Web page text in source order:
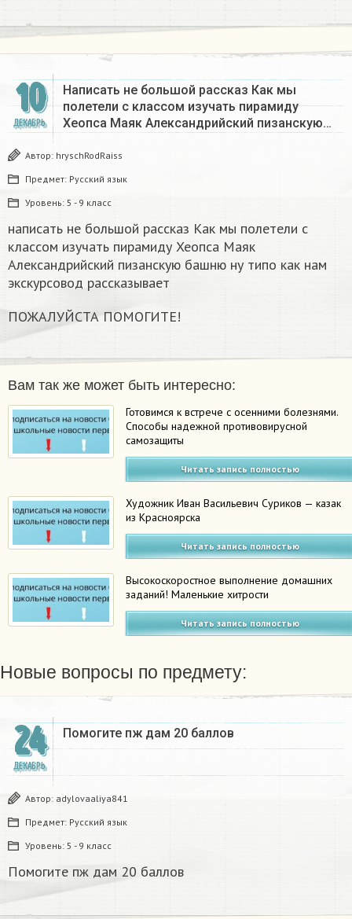
10
ДЕКАБРЬ
Написать не большой рассказ Как мы
полетели с классом изучать пирамиду
Хеопса Маяк Александрийский пизанскую…
Автор: hryschRodRaiss
Предмет: Русский язык
Уровень: 5 - 9 класс
написать не большой рассказ Как мы полетели с
классом изучать пирамиду Хеопса Маяк
Александрийский пизанскую башню ну типо как нам
экскурсовод рассказывает
ПОЖАЛУЙСТА ПОМОГИТЕ!​
Вам так же может быть интересно:
Готовимся к встрече с осенними болезнями.
Способы надежной противовирусной
самозащиты
Читать запись полностью
Художник Иван Васильевич Суриков — казак
из Красноярска
Читать запись полностью
Высокоскоростное выполнение домашних
заданий! Маленькие хитрости
Читать запись полностью
Новые вопросы по предмету:
24
ДЕКАБРЬ
Помогите пж дам 20 баллов ​
Автор: adylovaaliya841
Предмет: Русский язык
Уровень: 5 - 9 класс
Помогите пж дам 20 баллов ​